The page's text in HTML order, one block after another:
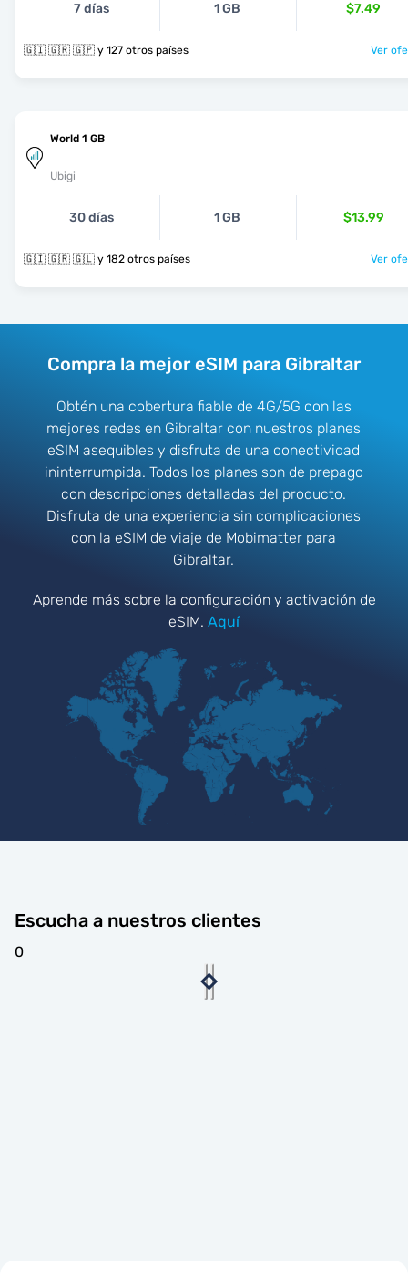
7 días 1 GB $7.49
🇬🇮 🇬🇷 🇬🇵 y 127 otros países Ver
World 1 GB
Ubigi
30 días 1 GB $13.99
🇬🇮 🇬🇷 🇬🇱 y 182 otros países Ver
Compra la mejor eSIM para Gibraltar
Obtén una cobertura fiable de 4G/5G con las
mejores redes en Gibraltar con nuestros planes
eSIM asequibles y disfruta de una conectividad
ininterrumpida. Todos los planes son de prepago
con descripciones detalladas del producto.
Disfruta de una experiencia sin complicaciones
con la eSIM de viaje de Mobimatter para
Gibraltar.
Aprende más sobre la configuración y activación de
eSIM. Aquí
Escucha a nuestros clientes
0